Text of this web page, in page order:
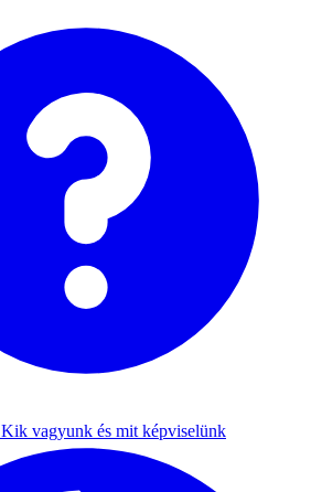
Kik vagyunk és mit képviselünk